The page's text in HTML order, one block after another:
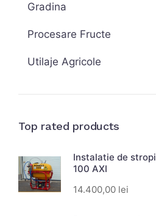
Gradina
Procesare Fructe
Utilaje Agricole
Top rated products
Instalatie de
100 AXI
14.400,00 lei